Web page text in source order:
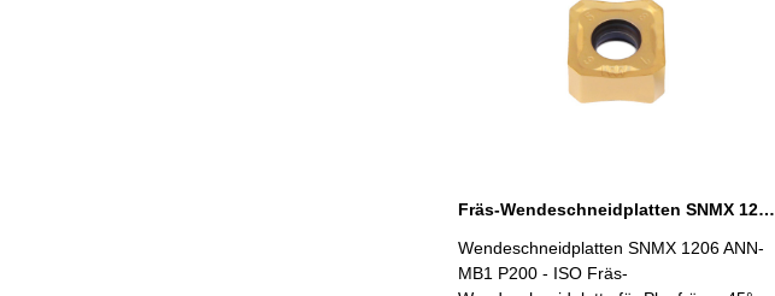
Fräs-Wendeschneidplatten SNMX 1206 ANN-MB1 P200
Wendeschneidplatten SNMX 1206 ANN-
MB1 P200 - ISO Fräs-